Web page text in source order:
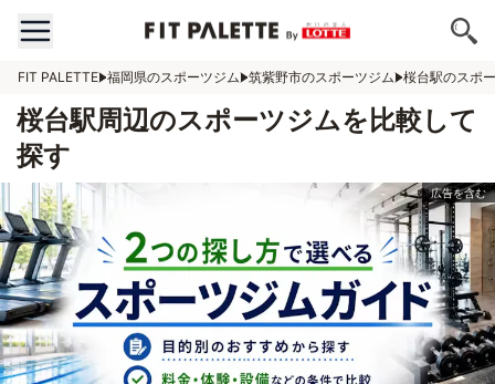
FIT PALETTE 福岡県のスポーツジム 筑紫野市のスポーツジム 桜台駅のスポ
桜台駅周辺のスポーツジムを比較して
探す